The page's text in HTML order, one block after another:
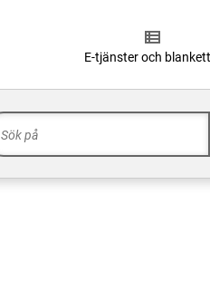
view_list
E-tjänster och